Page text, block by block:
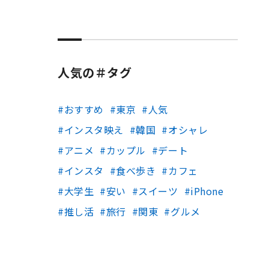
人気の＃タグ
おすすめ 東京
人気
インスタ映え
韓国
オシャレ
アニメ
カップル
デート
インスタ
食べ歩き
カフェ
大学生
安い スイーツ
iPhone
推し活
旅行 関東 グルメ